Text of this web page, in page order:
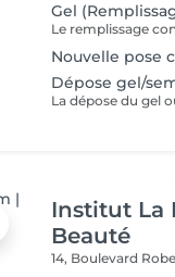
Gel
Nouvelle pose
Dépose gel/
Institut La
Beauté
14, Boulevard